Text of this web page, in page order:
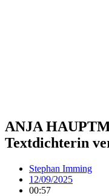
ANJA
Textdichterin
Stephan Imming
12/09/2025
00:57